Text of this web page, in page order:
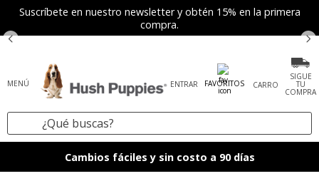
Suscríbete en nuestro newsletter y obtén 15% en la primera
compra.
ENTRAR FAVORITOS
SIGUE
TU
COMPRA
¿Qué buscas?
1.
zapatos mujer
Cambios fáciles y sin costo a 90 días